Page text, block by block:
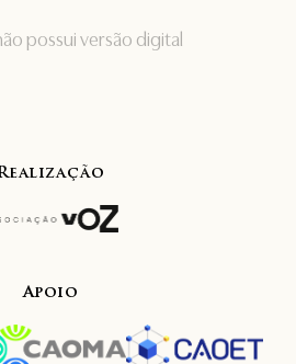
possui versão digital
Apoio